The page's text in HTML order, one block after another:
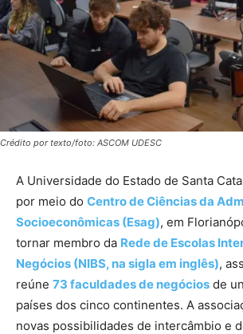
Crédito por texto/foto: ASCOM UDESC
A Universidade do Estado de Santa
por meio do Centro de Ciências da
Socioeconômicas (Esag), em
tornar membro da Rede de Escolas
Negócios (NIBS, na sigla em inglês),
reúne 73 faculdades de negócios de
países dos cinco continentes. A
novas possibilidades de intercâmbio e